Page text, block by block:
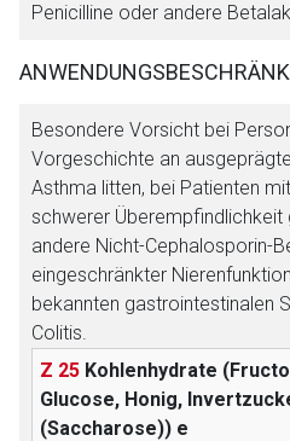
Penicilline oder andere
Besondere Vorsicht bei
Vorgeschichte an
Asthma litten, bei Patienten
schwerer Überempfindlichkeit
andere Nicht-Cephalosporin-
eingeschränkter
bekannten gastrointestinalen
Colitis.
Z 25 Kohlenhydrate
Glucose, Honig,
(Saccharose)) e